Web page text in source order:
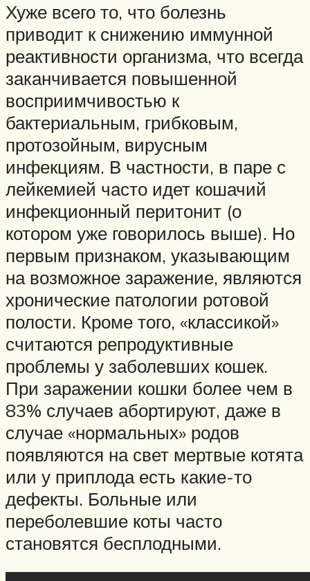
Хуже всего то, что болезнь
приводит к снижению иммунной
реактивности организма, что всегда
заканчивается повышенной
восприимчивостью к
бактериальным, грибковым,
протозойным, вирусным
инфекциям. В частности, в паре с
лейкемией часто идет кошачий
инфекционный перитонит (о
котором уже говорилось выше). Но
первым признаком, указывающим
на возможное заражение, являются
хронические патологии ротовой
полости. Кроме того, «классикой»
считаются репродуктивные
проблемы у заболевших кошек.
При заражении кошки более чем в
83% случаев абортируют, даже в
случае «нормальных» родов
появляются на свет мертвые котята
или у приплода есть какие-то
дефекты. Больные или
переболевшие коты часто
становятся бесплодными.